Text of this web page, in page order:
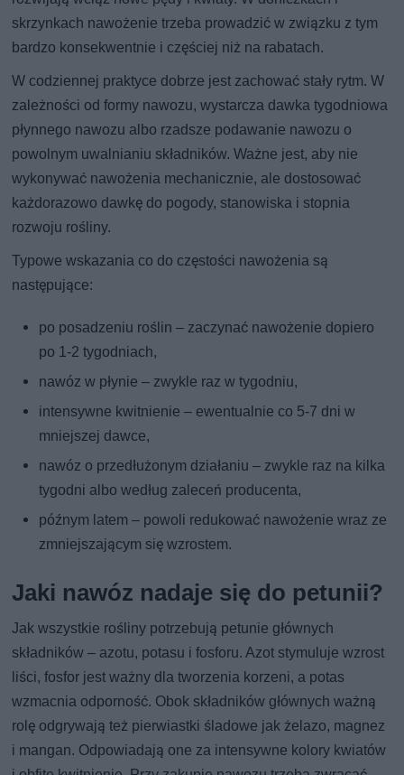
skrzynkach nawożenie trzeba prowadzić w związku z tym
bardzo konsekwentnie i częściej niż na rabatach.
W codziennej praktyce dobrze jest zachować stały rytm. W
zależności od formy nawozu, wystarcza dawka tygodniowa
płynnego nawozu albo rzadsze podawanie nawozu o
powolnym uwalnianiu składników. Ważne jest, aby nie
wykonywać nawożenia mechanicznie, ale dostosować
każdorazowo dawkę do pogody, stanowiska i stopnia
rozwoju rośliny.
Typowe wskazania co do częstości nawożenia są
następujące:
po posadzeniu roślin – zaczynać nawożenie dopiero
po 1-2 tygodniach,
nawóz w płynie – zwykle raz w tygodniu,
intensywne kwitnienie – ewentualnie co 5-7 dni w
mniejszej dawce,
nawóz o przedłużonym działaniu – zwykle raz na kilka
tygodni albo według zaleceń producenta,
późnym latem – powoli redukować nawożenie wraz ze
zmniejszającym się wzrostem.
Jaki nawóz nadaje się do petunii?
Jak wszystkie rośliny potrzebują petunie głównych
składników – azotu, potasu i fosforu. Azot stymuluje wzrost
liści, fosfor jest ważny dla tworzenia korzeni, a potas
wzmacnia odporność. Obok składników głównych ważną
rolę odgrywają też pierwiastki śladowe jak żelazo, magnez
i mangan. Odpowiadają one za intensywne kolory kwiatów